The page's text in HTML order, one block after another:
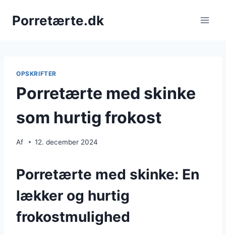
Porretærte.dk
OPSKRIFTER
Porretærte med skinke
som hurtig frokost
Af 12. december 2024
Porretærte med skinke: En
lækker og hurtig
frokostmulighed